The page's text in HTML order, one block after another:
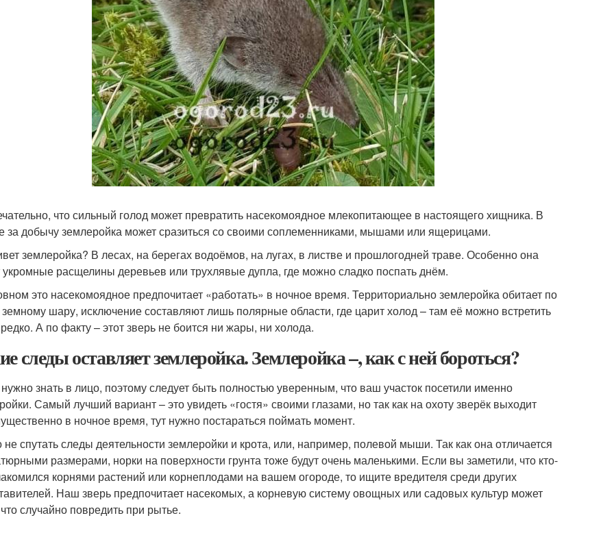
что сильный голод может превратить насекомоядное млекопитающее в настоящего хищника. В
за добычу землеройка может сразиться со своими соплеменниками, мышами или ящерицами.
землеройка? В лесах, на берегах водоёмов, на лугах, в листве и прошлогодней траве. Особенно она
расщелины деревьев или трухлявые дупла, где можно сладко поспать днём.
это насекомоядное предпочитает «работать» в ночное время. Территориально землеройка обитает по
шару, исключение составляют лишь полярные области, где царит холод – там её можно встретить
А по факту – этот зверь не боится ни жары, ни холода.
следы оставляет землеройка. Землеройка –, как с ней бороться?
знать в лицо, поэтому следует быть полностью уверенным, что ваш участок посетили именно
Самый лучший вариант – это увидеть «гостя» своими глазами, но так как на охоту зверёк выходит
в ночное время, тут нужно постараться поймать момент.
спутать следы деятельности землеройки и крота, или, например, полевой мыши. Так как она отличается
размерами, норки на поверхности грунта тоже будут очень маленькими. Если вы заметили, что кто-
корнями растений или корнеплодами на вашем огороде, то ищите вредителя среди других
Наш зверь предпочитает насекомых, а корневую систему овощных или садовых культур может
случайно повредить при рытье.